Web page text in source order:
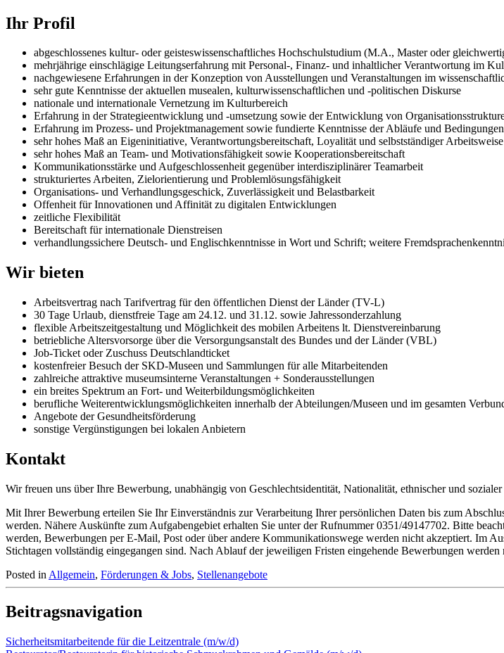
Ihr Profil
abgeschlossenes kultur- oder geisteswissenschaftliches Hochschulstudium (M.A., Master oder
mehrjährige einschlägige Leitungserfahrung mit Personal-, Finanz- und inhaltlicher Verantwortung im
nachgewiesene Erfahrungen in der Konzeption von Ausstellungen und Veranstaltungen im
sehr gute Kenntnisse der aktuellen musealen, kulturwissenschaftlichen und -politischen Diskurse
nationale und internationale Vernetzung im Kulturbereich
Erfahrung in der Strategieentwicklung und -umsetzung sowie der Entwicklung von
Erfahrung im Prozess- und Projektmanagement sowie fundierte Kenntnisse der Abläufe und
sehr hohes Maß an Eigeninitiative, Verantwortungsbereitschaft, Loyalität und selbstständiger Arbeitsweise
sehr hohes Maß an Team- und Motivationsfähigkeit sowie Kooperationsbereitschaft
Kommunikationsstärke und Aufgeschlossenheit gegenüber interdisziplinärer Teamarbeit
strukturiertes Arbeiten, Zielorientierung und Problemlösungsfähigkeit
Organisations- und Verhandlungsgeschick, Zuverlässigkeit und Belastbarkeit
Offenheit für Innovationen und Affinität zu digitalen Entwicklungen
zeitliche Flexibilität
Bereitschaft für internationale Dienstreisen
verhandlungssichere Deutsch- und Englischkenntnisse in Wort und Schrift; weitere
Wir bieten
Arbeitsvertrag nach Tarifvertrag für den öffentlichen Dienst der Länder (TV-L)
30 Tage Urlaub, dienstfreie Tage am 24.12. und 31.12. sowie Jahressonderzahlung
flexible Arbeitszeitgestaltung und Möglichkeit des mobilen Arbeitens lt. Dienstvereinbarung
betriebliche Altersvorsorge über die Versorgungsanstalt des Bundes und der Länder (VBL)
Job-Ticket oder Zuschuss Deutschlandticket
kostenfreier Besuch der SKD-Museen und Sammlungen für alle Mitarbeitenden
zahlreiche attraktive museumsinterne Veranstaltungen + Sonderausstellungen
ein breites Spektrum an Fort- und Weiterbildungsmöglichkeiten
berufliche Weiterentwicklungsmöglichkeiten innerhalb der Abteilungen/Museen und im gesamten
Angebote der Gesundheitsförderung
sonstige Vergünstigungen bei lokalen Anbietern
Kontakt
Wir freuen uns über Ihre Bewerbung, unabhängig von Geschlechtsidentität, Nationalität, ethnischer und
Mit Ihrer Bewerbung erteilen Sie Ihr Einverständnis zur Verarbeitung Ihrer persönlichen Daten bis zum
werden. Nähere Auskünfte zum Aufgabengebiet erhalten Sie unter der Rufnummer 0351/49147702. Bitte
werden, Bewerbungen per E-Mail, Post oder über andere Kommunikationswege werden nicht akzeptiert. Im
Stichtagen vollständig eingegangen sind. Nach Ablauf der jeweiligen Fristen eingehende Bewerbungen
Posted in Allgemein, Förderungen & Jobs, Stellenangebote
Beitragsnavigation
Sicherheitsmitarbeitende für die Leitzentrale (m/w/d)